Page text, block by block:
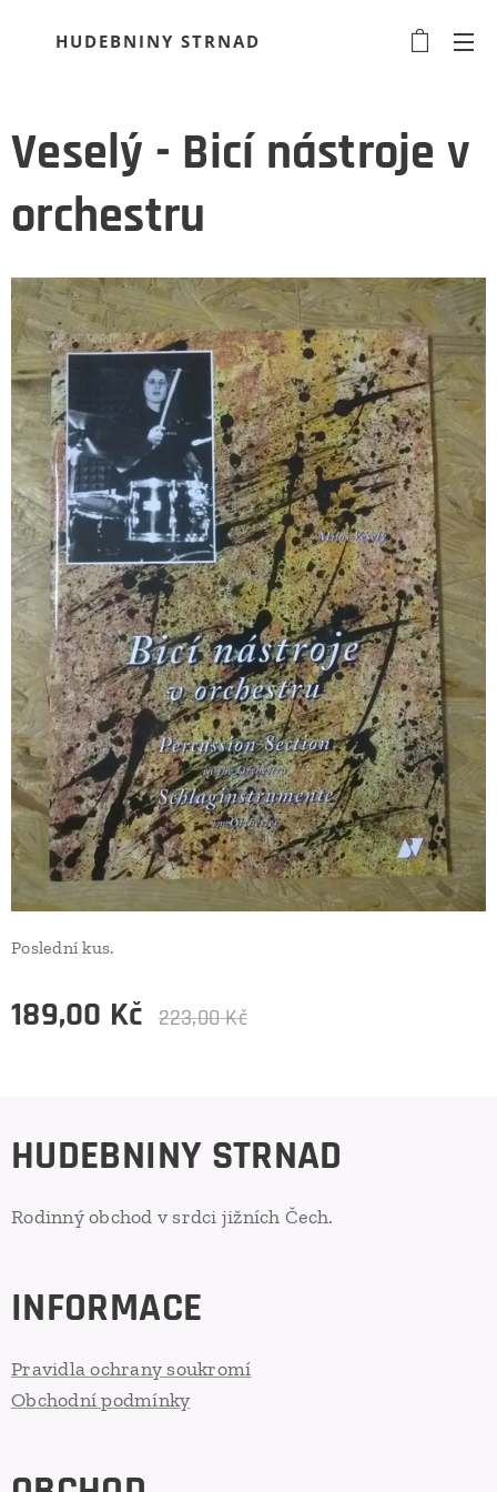
HUDEBNINY STRNAD
Veselý - Bicí nástroje v
orchestru
Poslední kus.
189,00 Kč 223,00Kč
HUDEBNINY STRNAD
Rodinný obchod v srdci jižních Čech.
INFORMACE
Pravidla ochrany soukromí
Obchodní podmínky